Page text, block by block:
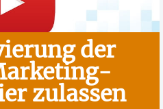
der
zulassen